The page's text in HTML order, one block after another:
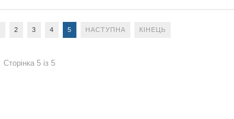
2 3 4 5 НАСТУПНА КІНЕЦЬ
Сторінка 5 із 5